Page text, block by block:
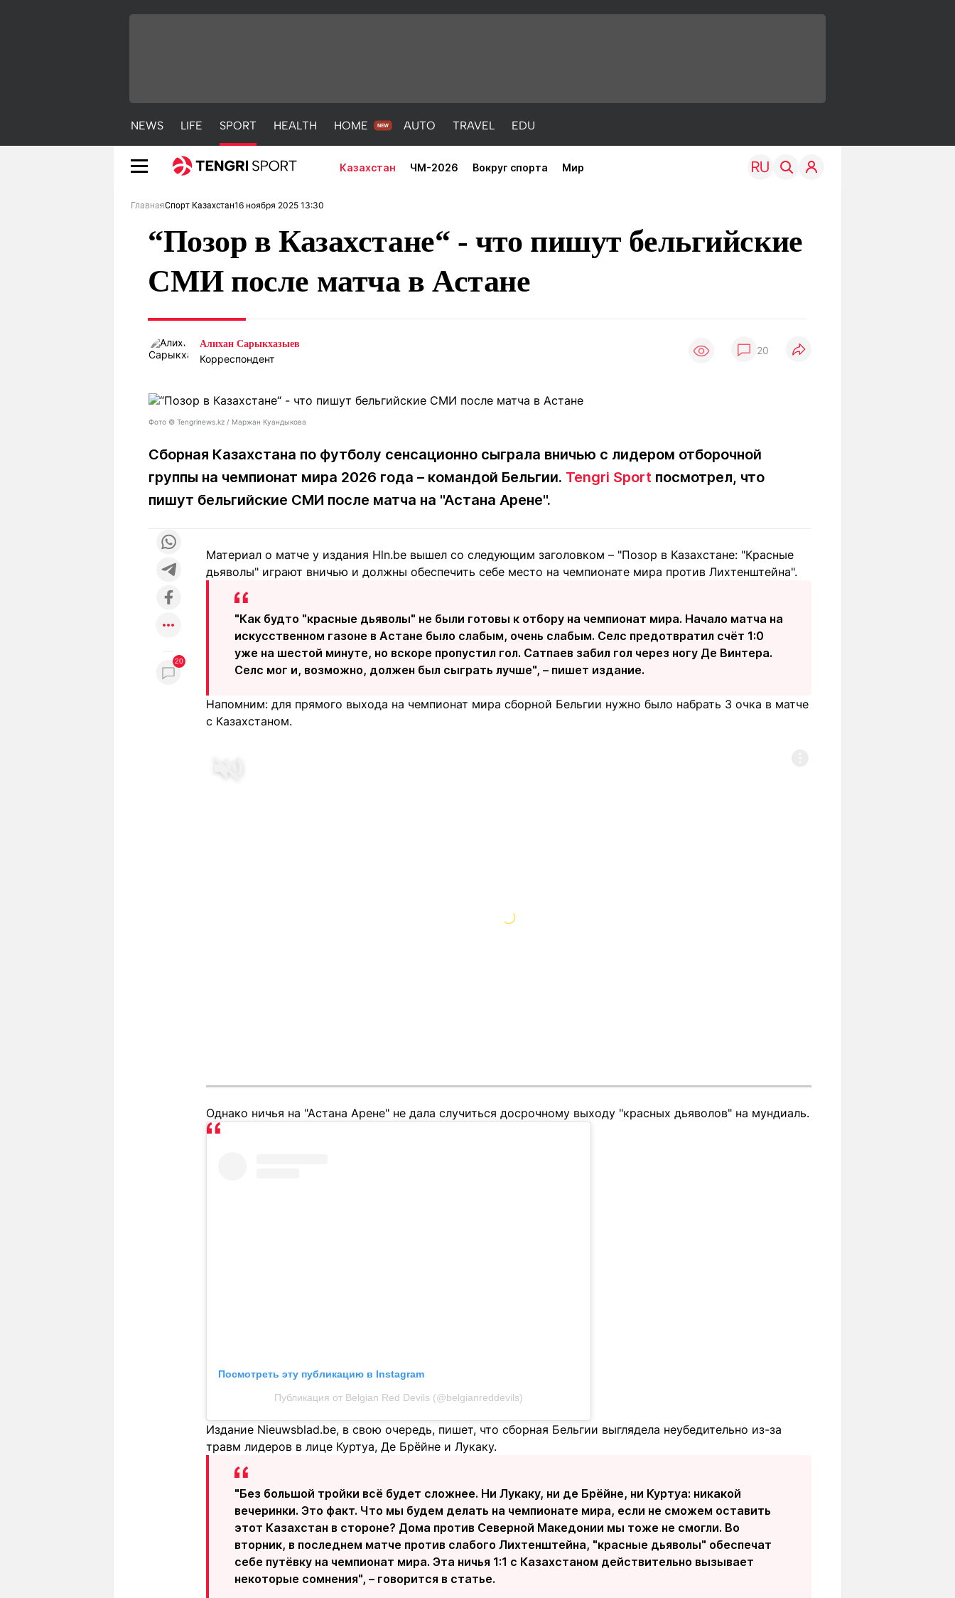
NEWS LIFE SPORT HEALTH HOME AUTO TRAVEL EDU
Казахстан ЧМ-2026 Вокруг спорта Мир
NEWS
Погода
Рейтинги
LIFE
Гороскопы
HEALTH
Путевые
Учебные
О проекте Контакты редакции Вакансии Реклама Пресс-центр Светлая тема
Редакция
+7 (777) 001 44 99 +7 (700) 3 888 188
ГлавнаяСпорт Казахстан16 ноября 2025 13:30
“Позор в Казахстане“ - что пишут бельгийские
СМИ после матча в Астане
Алихан Сарыкхазыев
Корреспондент
20
Фото ©️ Tengrinews.kz / Маржан Куандыкова
Сборная Казахстана по футболу сенсационно сыграла вничью с лидером отборочной
группы на чемпионат мира 2026 года – командой Бельгии. Tengri Sport посмотрел, что
пишут бельгийские СМИ после матча на "Астана Арене".
20
Материал о матче у издания Hln.be вышел со следующим заголовком – "Позор в Казахстане: "Красные
дьяволы" играют вничью и должны обеспечить себе место на чемпионате мира против Лихтенштейна".
"Как будто "красные дьяволы" не были готовы к отбору на чемпионат мира. Начало матча на
искусственном газоне в Астане было слабым, очень слабым. Селс предотвратил счёт 1:0
уже на шестой минуте, но вскоре пропустил гол. Сатпаев забил гол через ногу Де Винтера.
Селс мог и, возможно, должен был сыграть лучше", – пишет издание.
Напомним: для прямого выхода на чемпионат мира сборной Бельгии нужно было набрать 3 очка в матче
с Казахстаном.
Однако ничья на "Астана Арене" не дала случиться досрочному выходу "красных дьяволов" на мундиаль.
Посмотреть эту публикацию в Instagram
Публикация от Belgian Red Devils (@belgianreddevils)
Издание Nieuwsblad.be, в свою очередь, пишет, что сборная Бельгии выглядела неубедительно из-за
травм лидеров в лице Куртуа, Де Брёйне и Лукаку.
"Без большой тройки всё будет сложнее. Ни Лукаку, ни де Брёйне, ни Куртуа: никакой
вечеринки. Это факт. Что мы будем делать на чемпионате мира, если не сможем оставить
этот Казахстан в стороне? Дома против Северной Македонии мы тоже не смогли. Во
вторник, в последнем матче против слабого Лихтенштейна, "красные дьяволы" обеспечат
себе путёвку на чемпионат мира. Эта ничья 1:1 с Казахстаном действительно вызывает
некоторые сомнения", – говорится в статье.